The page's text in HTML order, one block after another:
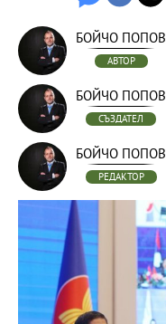
БОЙЧО ПОПОВ
АВТОР
БОЙЧО ПОПОВ
СЪЗДАТЕЛ
БОЙЧО ПОПОВ
РЕДАКТОР